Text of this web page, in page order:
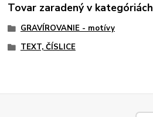
Tovar zaradený v kategóriách
GRAVÍROVANIE - motívy
TEXT, ČÍSLICE